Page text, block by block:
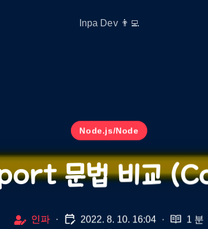
Node.js/Node
문법 비교
인파 · 2022. 8. 10. 16:04 · 1 분
Inpa Dev 👨‍💻